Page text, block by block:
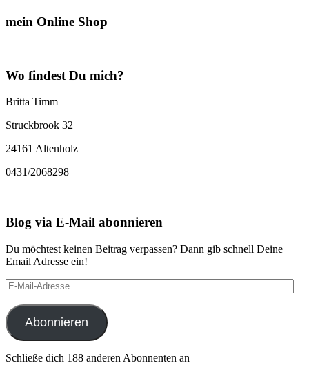
mein Online Shop
Wo findest Du mich?
Britta Timm
Struckbrook 32
24161 Altenholz
0431/2068298
Blog via E-Mail abonnieren
Du möchtest keinen Beitrag verpassen? Dann gib schnell Deine
Email Adresse ein!
E-
Mail-
Adresse
Abonnieren
Schließe dich 188 anderen Abonnenten an